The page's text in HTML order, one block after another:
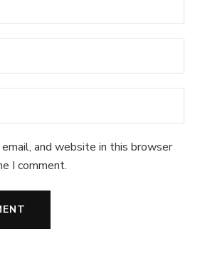
email, and website in this browser
I comment.